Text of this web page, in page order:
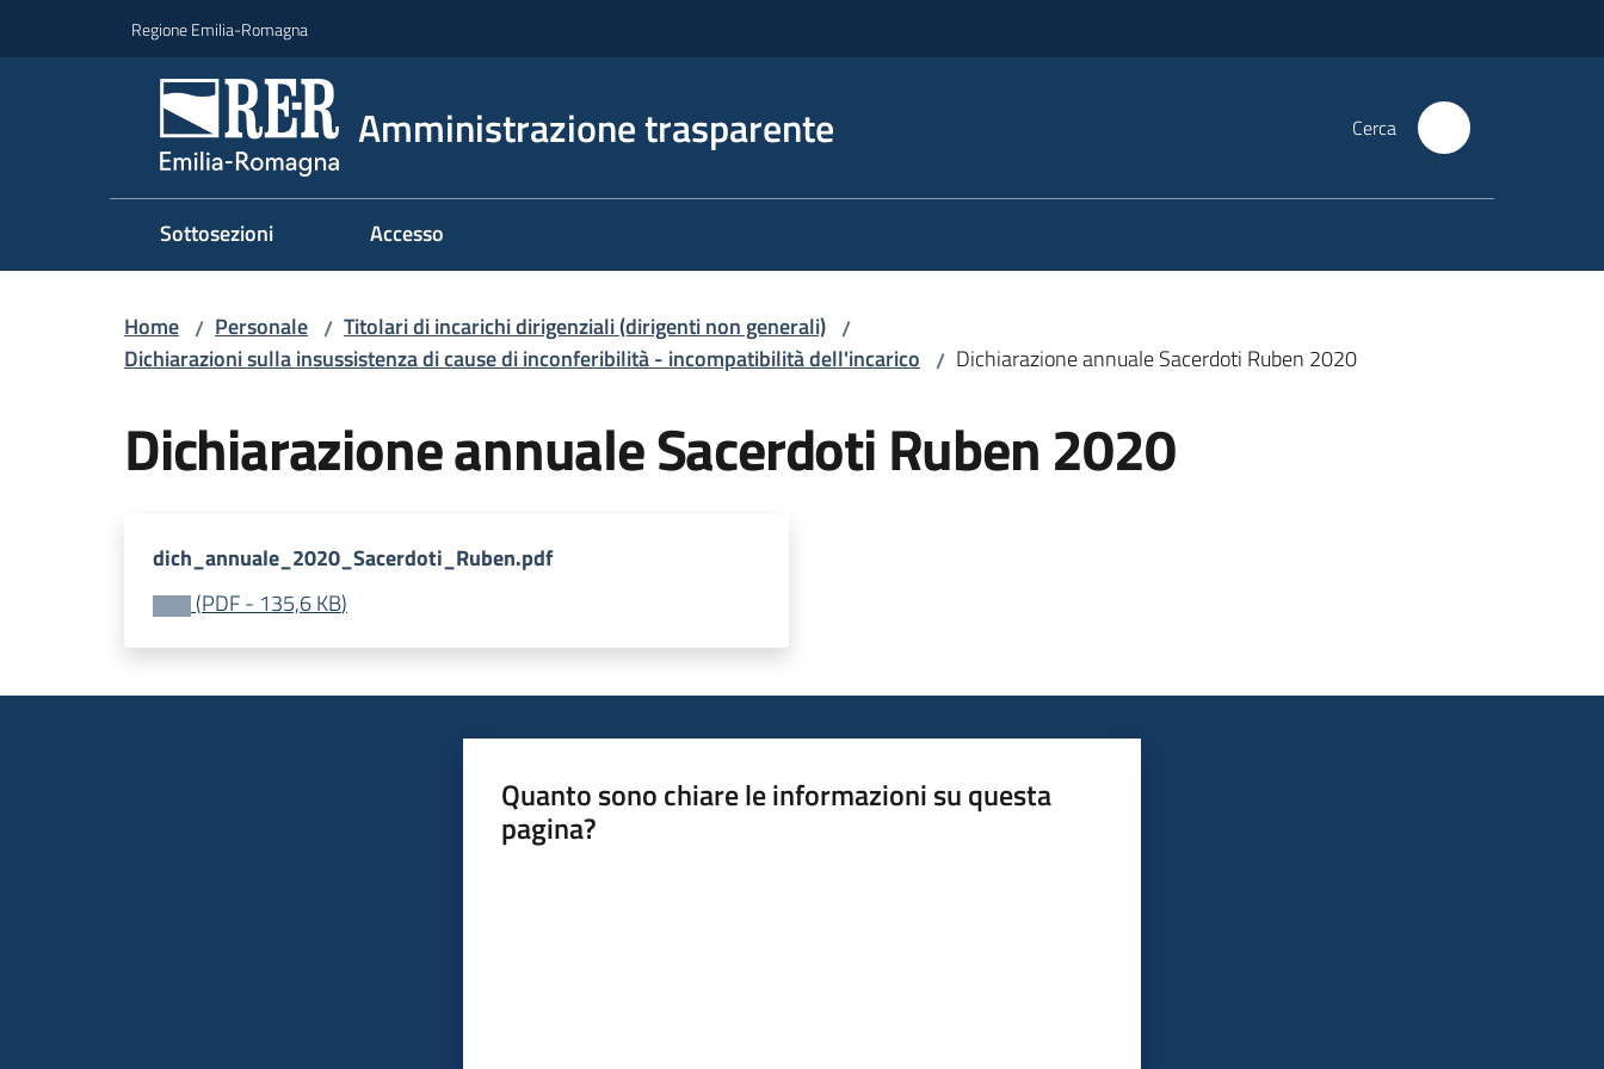
Regione Emilia-Romagna
Amministrazione trasparente Cerca
Sottosezioni Accesso
Home / Personale / Titolari di incarichi dirigenziali (dirigenti non generali) /
Dichiarazioni sulla insussistenza di cause di inconferibilità - incompatibilità dell'incarico / Dichiarazione annuale Sacerdoti Ruben 2020
Dichiarazione annuale Sacerdoti Ruben 2020
dich_annuale_2020_Sacerdoti_Ruben.pdf
(PDF- 135,6 KB)
Quanto sono chiare le informazioni su questa
pagina?